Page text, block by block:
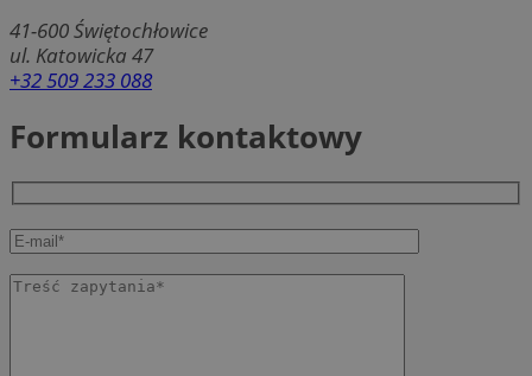
41-600Świętochłowice
ul. Katowicka 47
+32 509 233 088
Formularz kontaktowy